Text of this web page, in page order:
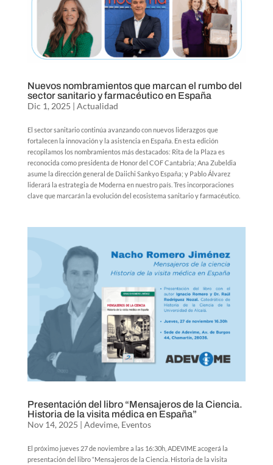
Nuevos nombramientos que marcan el rumbo del
sector sanitario y farmacéutico en España
Dic 1, 2025 | Actualidad
El sector sanitario continúa avanzando con nuevos liderazgos que
fortalecen la innovación y la asistencia en España. En esta edición
recopilamos los nombramientos más destacados: Rita de la Plaza es
reconocida como presidenta de Honor del COF Cantabria; Ana Zubeldia
asume la dirección general de Daiichi Sankyo España; y Pablo Álvarez
liderará la estrategia de Moderna en nuestro país. Tres incorporaciones
clave que marcarán la evolución del ecosistema sanitario y farmacéutico.
Presentación del libro “Mensajeros de la Ciencia.
Historia de la visita médica en España”
Nov 14, 2025 | Adevime, Eventos
El próximo jueves 27 de noviembre a las 16:30h, ADEVIME acogerá la
presentación del libro “Mensajeros de la Ciencia. Historia de la visita